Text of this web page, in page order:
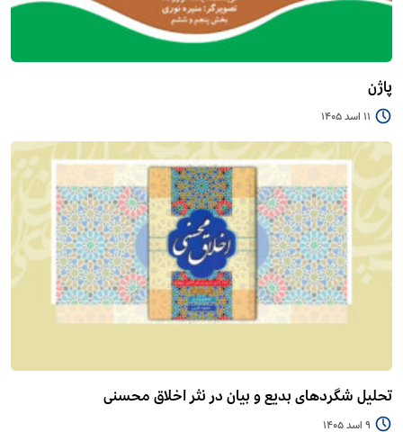
پاژن
11 اسد 1405
تحلیل شگردهای بدیع و بیان در نثر اخلاق محسنی
9 اسد 1405